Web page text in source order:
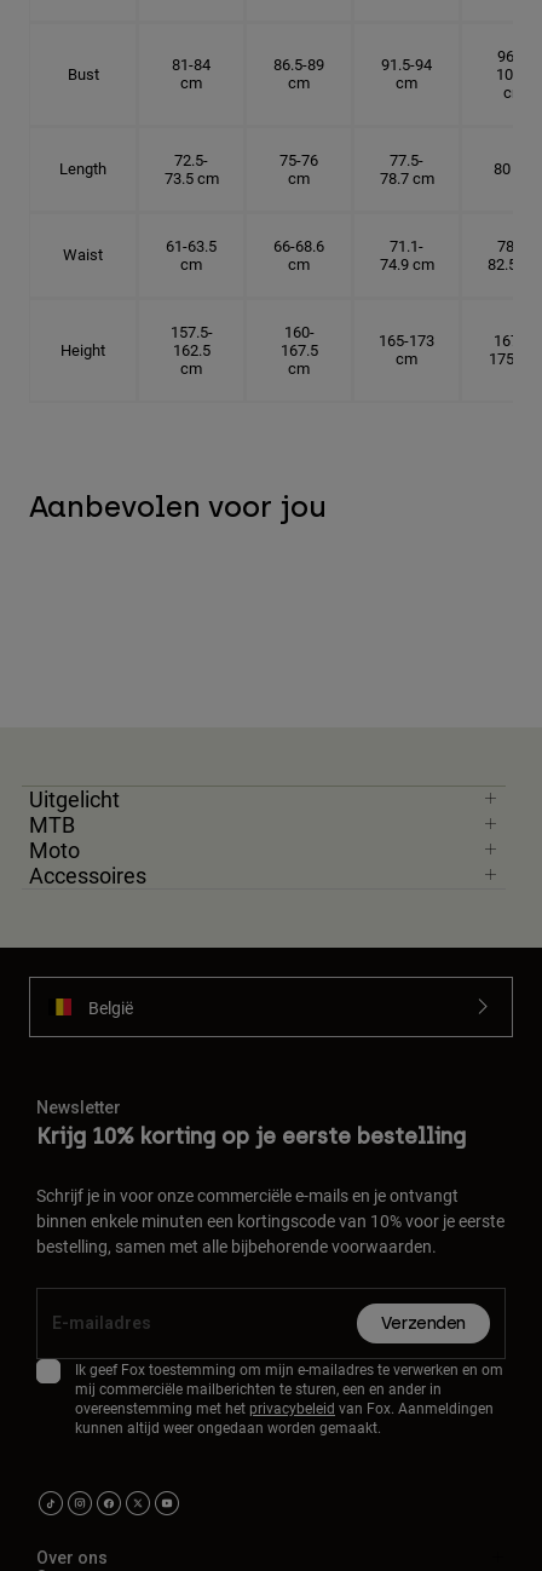
Bust
81-84
cm
86.5-89
cm
91.5-94
cm
96.5-
101.5
cm
Length
72.5-
73.5 cm
75-76
cm
77.5-
78.7 cm
80 cm
Waist
61-63.5
cm
66-68.6
cm
71.1-
74.9 cm
78.7-
82.5 cm
Height
157.5-
162.5
cm
160-
167.5
cm
165-173
cm
167.5-
175 cm
Aanbevolen voor jou
Uitgelicht
MTB
Moto
Accessoires
België
Newsletter
Krijg 10% korting op je eerste bestelling
Schrijf je in voor onze commerciële e-mails en je ontvangt
binnen enkele minuten een kortingscode van 10% voor je eerste
bestelling, samen met alle bijbehorende voorwaarden.
Verzenden
Ik geef Fox toestemming om mijn e-mailadres te verwerken en om
mij commerciële mailberichten te sturen, een en ander in
overeenstemming met het privacybeleid van Fox. Aanmeldingen
kunnen altijd weer ongedaan worden gemaakt.
Over ons